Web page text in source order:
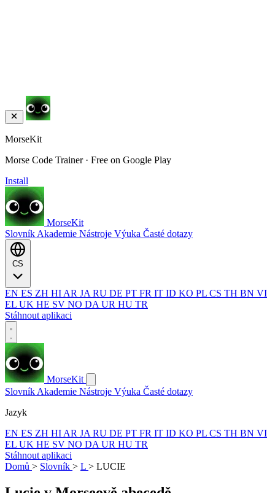
MorseKit
Morse Code Trainer · Free on Google Play
Install
MorseKit
Slovník Akademie Nástroje Výuka Časté dotazy
EN ES ZH HI AR JA RU DE PT FR IT ID KO PL CS TH BN VI
EL UK HE SV NO DA UR HU TR
Stáhnout aplikaci
MorseKit
Slovník Akademie Nástroje Výuka Časté dotazy
Jazyk
EN ES ZH HI AR JA RU DE PT FR IT ID KO PL CS TH BN VI
EL UK HE SV NO DA UR HU TR
Stáhnout aplikaci
Domů > Slovník > L > LUCIE